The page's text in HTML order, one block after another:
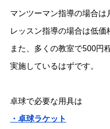
マンツーマン指導の場合
レッスン指導の場合は低価
また、多くの教室で500円
実施しているはずです。
卓球で必要な用具は
・卓球ラケット